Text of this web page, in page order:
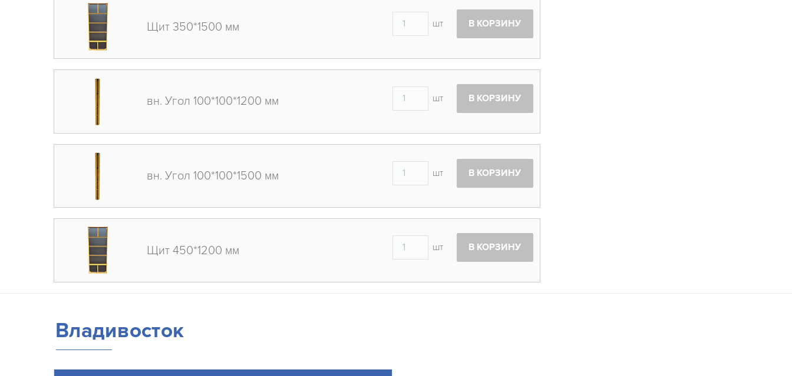
Щит 350*1500 мм шт В КОРЗИНУ
вн. Угол 100*100*1200 мм шт В КОРЗИНУ
вн. Угол 100*100*1500 мм шт В КОРЗИНУ
Щит 450*1200 мм шт В КОРЗИНУ
Владивосток